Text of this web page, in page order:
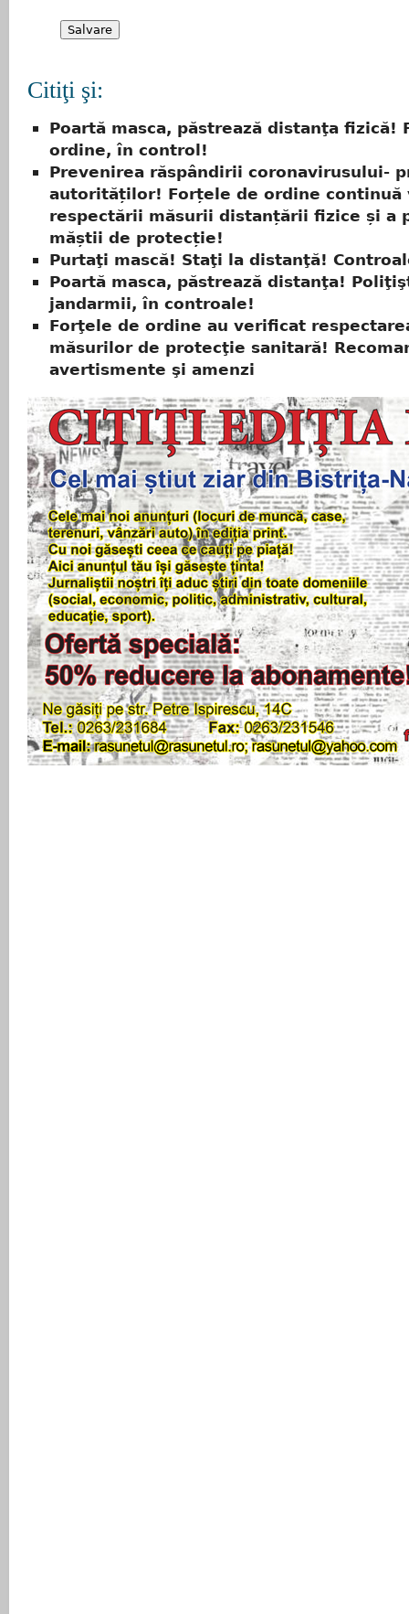
Citiţi şi:
Poartă masca, păstrează distanţa fizică!
ordine, în control!
Prevenirea răspândirii coronavirusului-
autorităților! Forțele de ordine continuă
respectării măsurii distanțării fizice și a
măștii de protecție!
Purtaţi mască! Staţi la distanţă!
Poartă masca, păstrează distanţa!
jandarmii, în controale!
Forţele de ordine au verificat
măsurilor de protecţie sanitară!
avertismente şi amenzi